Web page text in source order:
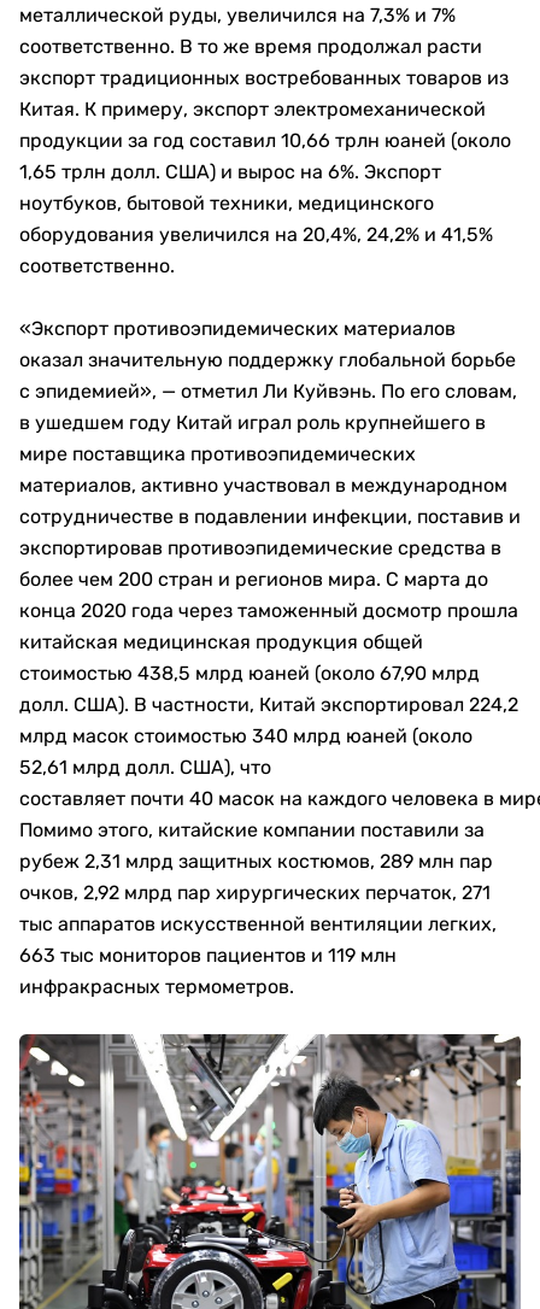
металлической руды, увеличился на 7,3% и 7%
соответственно. В то же время продолжал расти
экспорт традиционных востребованных товаров из
Китая. К примеру, экспорт электромеханической
продукции за год составил 10,66 трлн юаней (около
1,65 трлн долл. США) и вырос на 6%. Экспорт
ноутбуков, бытовой техники, медицинского
оборудования увеличился на 20,4%, 24,2% и 41,5%
соответственно.
«Экспорт противоэпидемических материалов
оказал значительную поддержку глобальной борьбе
с эпидемией», — отметил Ли Куйвэнь. По его словам,
в ушедшем году Китай играл роль крупнейшего в
мире поставщика противоэпидемических
материалов, активно участвовал в международном
сотрудничестве в подавлении инфекции, поставив и
экспортировав противоэпидемические средства в
более чем 200 стран и регионов мира. С марта до
конца 2020 года через таможенный досмотр прошла
китайская медицинская продукция общей
стоимостью 438,5 млрд юаней (около 67,90 млрд
долл. США). В частности, Китай экспортировал 224,2
млрд масок стоимостью 340 млрд юаней (около
52,61 млрд долл. США), что
составляет почти 40 масок на каждого человека в
Помимо этого, китайские компании поставили за
рубеж 2,31 млрд защитных костюмов, 289 млн пар
очков, 2,92 млрд пар хирургических перчаток, 271
тыс аппаратов искусственной вентиляции легких,
663 тыс мониторов пациентов и 119 млн
инфракрасных термометров.